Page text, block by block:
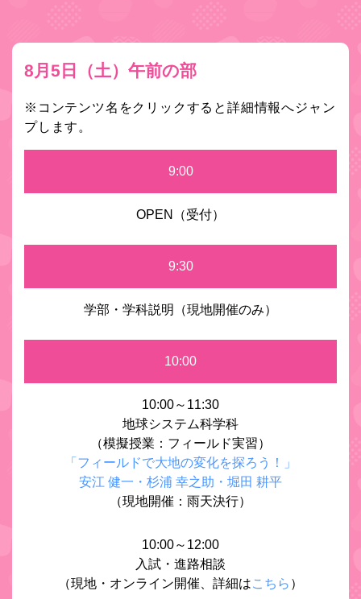
8月5日（土）午前の部
※コンテンツ名をクリックすると詳細情報へジャン
プします。
9:00
OPEN（受付）
9:30
学部・学科説明（現地開催のみ）
10:00
10:00～11:30
地球システム科学科
（模擬授業：フィールド実習）
「フィールドで大地の変化を探ろう！」
安江 健一・杉浦 幸之助・堀田 耕平
（現地開催：雨天決行）
10:00～12:00
入試・進路相談
（現地・オンライン開催、詳細はこちら ）